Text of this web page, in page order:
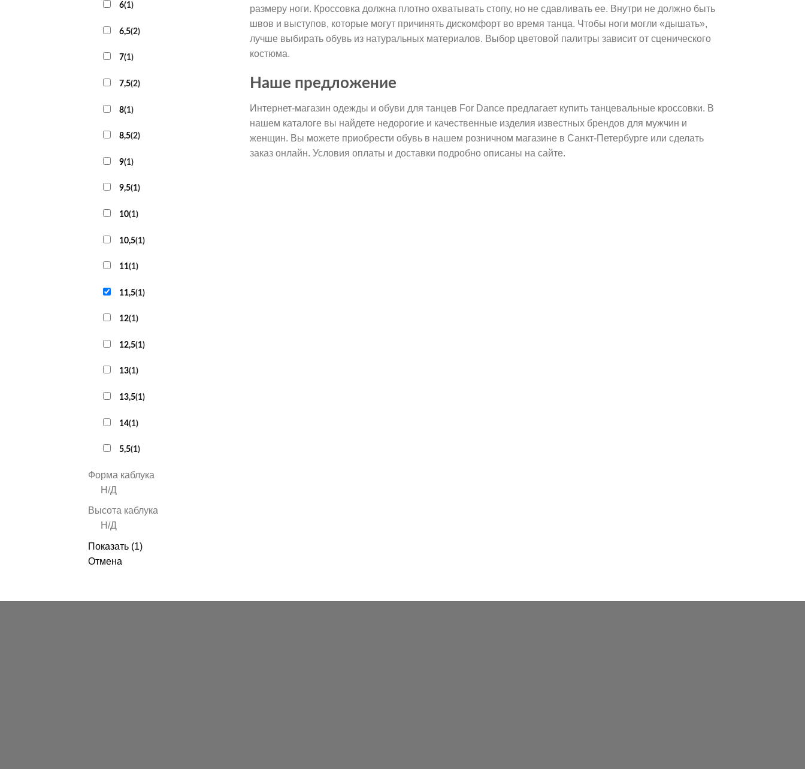
6(1)
6,5(2)
7(1)
7,5(2)
8(1)
8,5(2)
9(1)
9,5(1)
10(1)
10,5(1)
11(1)
11,5(1)
12(1)
12,5(1)
13(1)
13,5(1)
14(1)
5,5(1)
Форма каблука
Н/Д
Высота каблука
Н/Д
Показать (1)
Отмена
размеру ноги. Кроссовка должна плотно охватывать стопу, но не сдавливать ее. Внутри не должно быть
швов и выступов, которые могут причинять дискомфорт во время танца. Чтобы ноги могли «дышать»,
лучше выбирать обувь из натуральных материалов. Выбор цветовой палитры зависит от сценического
костюма.
Наше предложение
Интернет-магазин одежды и обуви для танцев For Dance предлагает купить танцевальные кроссовки. В
нашем каталоге вы найдете недорогие и качественные изделия известных брендов для мужчин и
женщин. Вы можете приобрести обувь в нашем розничном магазине в Санкт-Петербурге или сделать
заказ онлайн. Условия оплаты и доставки подробно описаны на сайте.